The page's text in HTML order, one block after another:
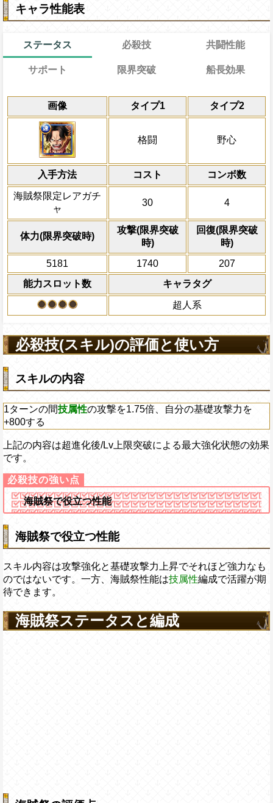
キャラ性能表
ステータス
画像 タイプ1 タイプ2
格闘 野心
入手方法 コスト コンボ数
海賊祭限定レアガチ
ャ
30 4
体力(限界突破時)
攻撃(限界突破
時)
回復(限界突破
時)
5181
1740
207
能力スロット数
キャラタグ
超人系
必殺技
限界突破
通常時
1ターンの間技属性
の攻撃を1.75倍、自
上限突破
共闘性能
共闘性能
船長効果
冒険開始時の必殺タ
キャラの攻撃を
にし、他の属性キャ
ターン数：10
外のダメージを1に
て敵全体に200万ダメ
プレイヤーの一味の
属性スロットに変換
ーンを2短縮する
2ターンの間敵全体の
を30%下げ、野心タ
げる
サポート
-
限界突破
習得する効果
属性から受けるダメージを5%減
力属性から受けるダメージを5%減
船長効果
通常時
技属性の攻撃を2.2倍、体力1.5倍にする
Lv上限突破
必殺技(スキル)の評価と使い方
スキルの内容
1ターンの間技属性の攻撃を1.75倍、自分の基礎攻撃力を
+800する
上記の内容は超進化後/Lv上限突破による最大強化状態の効果
です。
海賊祭で役立つ性能
海賊祭で役立つ性能
スキル内容は攻撃強化と基礎攻撃力上昇でそれほど強力なも
のではないです。一方、海賊祭性能は技属性編成で活躍が期
待できます。
海賊祭ステータスと編成